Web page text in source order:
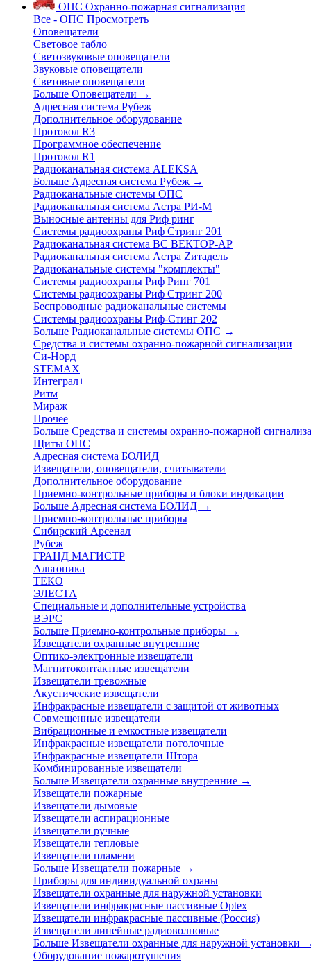
ОПС Охранно-пожарная сигнализация
Все - ОПС Просмотреть
Оповещатели
Световое табло
Светозвуковые оповещатели
Звуковые оповещатели
Световые оповещатели
Больше Оповещатели →
Адресная система Рубеж
Дополнительное оборудование
Протокол R3
Программное обеспечение
Протокол R1
Радиоканальная система ALEKSA
Больше Адресная система Рубеж →
Радиоканальные системы ОПС
Радиоканальная система Астра РИ-М
Выносные антенны для Риф ринг
Системы радиоохраны Риф Стринг 201
Радиоканальная система ВС ВЕКТОР-АР
Радиоканальная система Астра Zитадель
Радиоканальные системы "комплекты"
Системы радиоохраны Риф Ринг 701
Системы радиоохраны Риф Стринг 200
Беспроводные радиоканальные системы
Системы радиоохраны Риф-Стинг 202
Больше Радиоканальные системы ОПС →
Средства и системы охранно-пожарной сигнализации
Си-Норд
STEMAX
Интеграл+
Ритм
Мираж
Прочее
Больше Средства и системы охранно-пожарной
Щиты ОПС
Адресная система БОЛИД
Извещатели, оповещатели, считыватели
Дополнительное оборудование
Приемно-контрольные приборы и блоки индикации
Больше Адресная система БОЛИД →
Приемно-контрольные приборы
Сибирский Арсенал
Рубеж
ГРАНД МАГИСТР
Альтоника
ТЕКО
ЭЛЕСТА
Специальные и дополнительные устройства
ВЭРС
Больше Приемно-контрольные приборы →
Извещатели охранные внутренние
Оптико-электронные извещатели
Магнитоконтактные извещатели
Извещатели тревожные
Акустические извещатели
Инфракрасные извещатели с защитой от животных
Совмещенные извещатели
Вибрационные и емкостные извещатели
Инфракрасные извещатели потолочные
Инфракрасные извещатели Штора
Комбинированные извещатели
Больше Извещатели охранные внутренние →
Извещатели пожарные
Извещатели дымовые
Извещатели аспирационные
Извещатели ручные
Извещатели тепловые
Извещатели пламени
Больше Извещатели пожарные →
Приборы для индивидуальной охраны
Извещатели охранные для наружной установки
Извещатели инфракрасные пассивные Optex
Извещатели инфракрасные пассивные (Россия)
Извещатели линейные радиоволновые
Больше Извещатели охранные для наружной установки →
Оборудование пожаротушения